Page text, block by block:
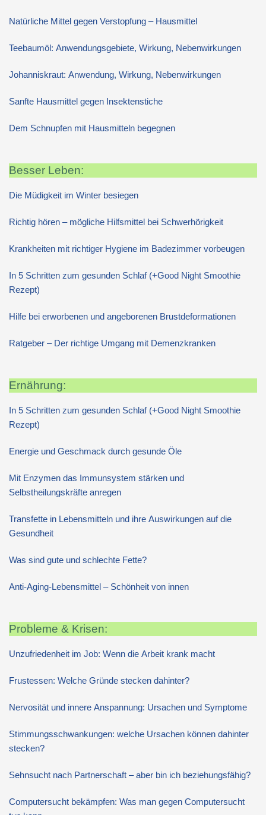
Natürliche Mittel gegen Verstopfung – Hausmittel
Teebaumöl: Anwendungsgebiete, Wirkung, Nebenwirkungen
Johanniskraut: Anwendung, Wirkung, Nebenwirkungen
Sanfte Hausmittel gegen Insektenstiche
Dem Schnupfen mit Hausmitteln begegnen
Besser Leben:
Die Müdigkeit im Winter besiegen
Richtig hören – mögliche Hilfsmittel bei Schwerhörigkeit
Krankheiten mit richtiger Hygiene im Badezimmer vorbeugen
In 5 Schritten zum gesunden Schlaf (+Good Night Smoothie
Rezept)
Hilfe bei erworbenen und angeborenen Brustdeformationen
Ratgeber – Der richtige Umgang mit Demenzkranken
Ernährung:
In 5 Schritten zum gesunden Schlaf (+Good Night Smoothie
Rezept)
Energie und Geschmack durch gesunde Öle
Mit Enzymen das Immunsystem stärken und
Selbstheilungskräfte anregen
Transfette in Lebensmitteln und ihre Auswirkungen auf die
Gesundheit
Was sind gute und schlechte Fette?
Anti-Aging-Lebensmittel – Schönheit von innen
Probleme & Krisen:
Unzufriedenheit im Job: Wenn die Arbeit krank macht
Frustessen: Welche Gründe stecken dahinter?
Nervosität und innere Anspannung: Ursachen und Symptome
Stimmungsschwankungen: welche Ursachen können dahinter
stecken?
Sehnsucht nach Partnerschaft – aber bin ich beziehungsfähig?
Computersucht bekämpfen: Was man gegen Computersucht